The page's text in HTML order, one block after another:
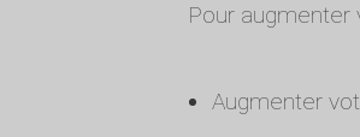
Pour augmenter
Augmenter